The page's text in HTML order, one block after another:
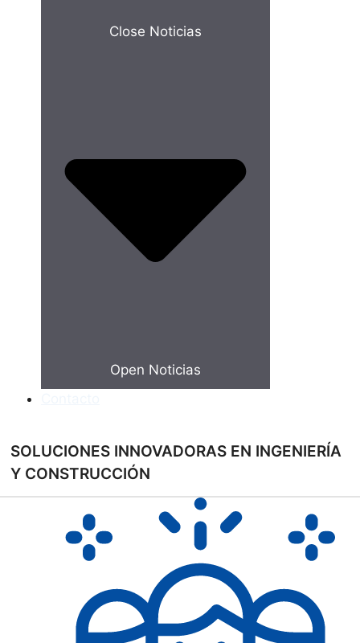
Close Noticias
Open Noticias
SOLUCIONES INNOVADORAS EN INGENIERÍA
Y CONSTRUCCIÓN